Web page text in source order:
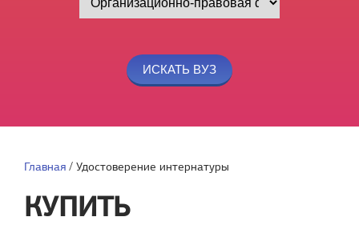
Главная / Удостоверение интернатуры
КУПИТЬ